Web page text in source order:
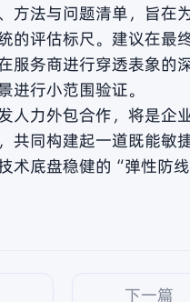
方法与问题清单，旨在
的评估标尺。建议在最终
服务商进行穿透表象的深
进行小范围验证。
人力外包合作，将是企
共同构建起一道既能敏
术底盘稳健的“弹性防线
下一篇